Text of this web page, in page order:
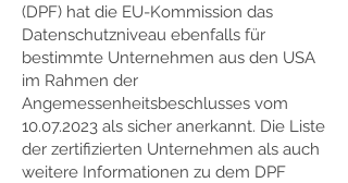
(DPF) hat die EU-Kommission das
Datenschutzniveau ebenfalls für
bestimmte Unternehmen aus den USA
im Rahmen der
Angemessenheitsbeschlusses vom
10.07.2023 als sicher anerkannt. Die Liste
der zertifizierten Unternehmen als auch
weitere Informationen zu dem DPF